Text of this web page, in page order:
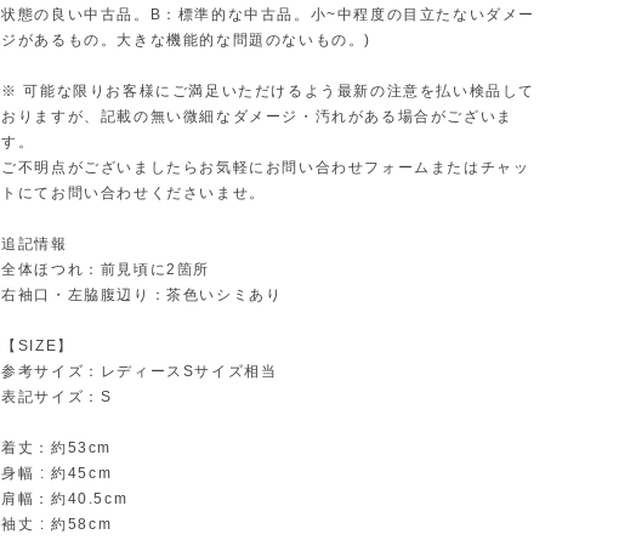
状態の良い中古品。B：標準的な中古品。小~中程度の目立たないダメー
ジがあるもの。大きな機能的な問題のないもの。)
※ 可能な限りお客様にご満足いただけるよう最新の注意を払い検品して
おりますが、記載の無い微細なダメージ・汚れがある場合がございま
す。
ご不明点がございましたらお気軽にお問い合わせフォームまたはチャッ
トにてお問い合わせくださいませ。
追記情報
全体ほつれ：前見頃に2箇所
右袖口・左脇腹辺り：茶色いシミあり
【SIZE】
参考サイズ：レディースSサイズ相当
表記サイズ：S
着丈：約53cm
身幅 : 約45cm
肩幅：約40.5cm
袖丈 : 約58cm